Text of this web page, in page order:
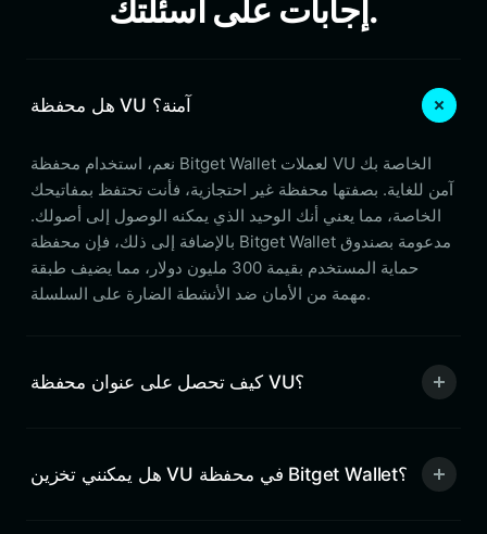
إجابات على أسئلتك.
هل محفظة VU آمنة؟
نعم، استخدام محفظة Bitget Wallet لعملات VU الخاصة بك
آمن للغاية. بصفتها محفظة غير احتجازية، فأنت تحتفظ بمفاتيحك
الخاصة، مما يعني أنك الوحيد الذي يمكنه الوصول إلى أصولك.
بالإضافة إلى ذلك، فإن محفظة Bitget Wallet مدعومة بصندوق
حماية المستخدم بقيمة 300 مليون دولار، مما يضيف طبقة
مهمة من الأمان ضد الأنشطة الضارة على السلسلة.
كيف تحصل على عنوان محفظة VU؟
هل يمكنني تخزين VU في محفظة Bitget Wallet؟